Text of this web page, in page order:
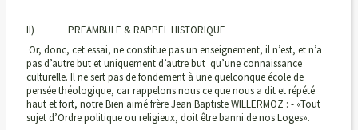
II) PREAMBULE & RAPPEL HISTORIQUE
Or, donc, cet essai, ne constitue pas un enseignement, il n’est, et n’a
pas d’autre but et uniquement d’autre but qu’une connaissance
culturelle. Il ne sert pas de fondement à une quelconque école de
pensée théologique, car rappelons nous ce que nous a dit et répété
haut et fort, notre Bien aimé frère Jean Baptiste WILLERMOZ : - «Tout
sujet d’Ordre politique ou religieux, doit être banni de nos Loges».